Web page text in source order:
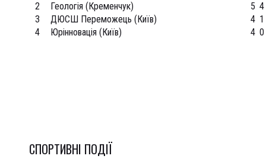
2
Геологія (Кременчук) 5 4
3
ДЮСШ Переможець (Київ) 4 1
4
Юрінновація (Київ) 4 0
СПОРТИВНI ПОДІЇ